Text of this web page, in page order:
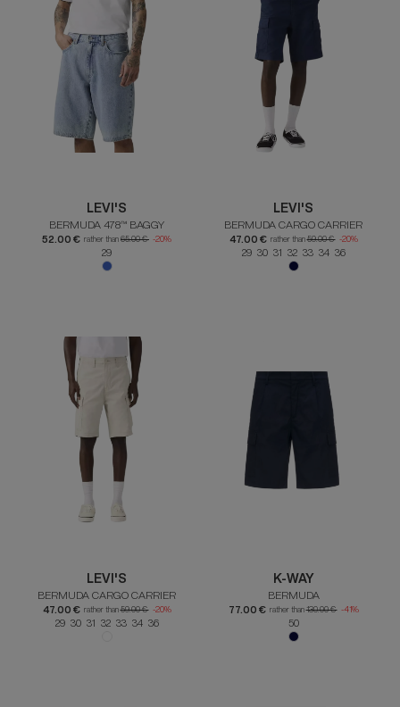
LEVI'S
BERMUDA 478™ BAGGY
52.00 € rather than 65.00 € -20%
29
LEVI'S
BERMUDA CARGO CARRIER
47.00 € rather than59.00 € -20%
29 30 31 32 33 34 36
LEVI'S
BERMUDA CARGO CARRIER
47.00 € rather than59.00 € -20%
29 30 31 32 33 34 36
K-WAY
BERMUDA
77.00 € rather than130.00 € -41%
50